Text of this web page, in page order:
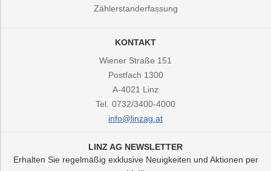
Zählerstanderfassung
KONTAKT
Wiener Straße 151
Postfach 1300
A-4021 Linz
Tel. 0732/3400-4000
info@linzag.at
LINZ AG NEWSLETTER
Erhalten Sie regelmäßig exklusive Neuigkeiten und Aktionen per